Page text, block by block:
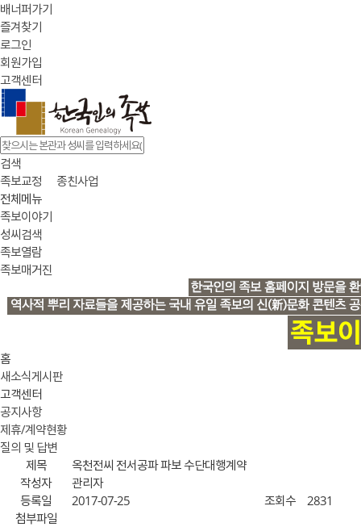
배너퍼가기
즐겨찾기
로그인
회원가입
고객센터
검색
족보교정
종친사업
전체메뉴
족보이야기
성씨검색
족보열람
족보매거진
홈
새소식게시판
고객센터
공지사항
제휴/계약현황
질의 및 답변
제목
옥천전씨 전서공파 파보 수단대행계약
작성자
관리자
등록일
2017-07-25 조회수
2831
첨부파일